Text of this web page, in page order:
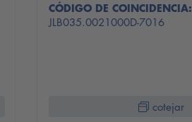
CÓDIGO DE COINCIDENCIA:
JLB035.0021000D-7016
cotejar